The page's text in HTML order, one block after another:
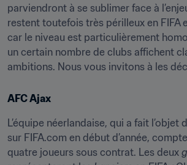
parviendront à se sublimer face à
restent toutefois très périlleux en FIFA
car le niveau est particulièrement
un certain nombre de clubs affichent
ambitions. Nous vous invitons à les
AFC Ajax
L’équipe néerlandaise, qui a fait
sur FIFA.com en début d’année,
quatre joueurs sous contrat. Les deux